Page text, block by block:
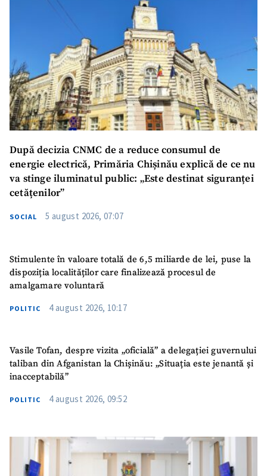
După decizia CNMC de a reduce consumul de
energie electrică, Primăria Chișinău explică de ce nu
va stinge iluminatul public: „Este destinat siguranței
cetățenilor”
SOCIAL 5 august 2026, 07:07
Stimulente în valoare totală de 6,5 miliarde de lei, puse la
dispoziția localităților care finalizează procesul de
amalgamare voluntară
POLITIC 4 august 2026, 10:17
Vasile Tofan, despre vizita „oficială” a delegației guvernului
taliban din Afganistan la Chișinău: „Situația este jenantă și
inacceptabilă”
POLITIC 4 august 2026, 09:52